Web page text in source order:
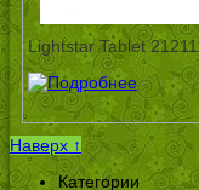
Lightstar Tablet
Наверх ↑
Категории